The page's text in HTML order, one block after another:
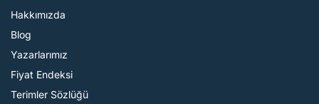
Hakkımızda
Blog
Yazarlarımız
Fiyat Endeksi
Terimler Sözlüğü